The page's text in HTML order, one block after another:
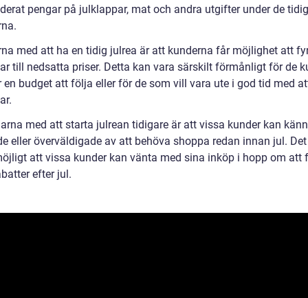
pengar på julklappar, mat och andra utgifter under de
med att ha en tidig julrea är att kunderna får möjlighet att
till nedsatta priser. Detta kan vara särskilt förmånligt för de
en budget att följa eller för de som vill vara ute i god tid med
med att starta julrean tidigare är att vissa kunder kan
eller överväldigade av att behöva shoppa redan innan jul.
att vissa kunder kan vänta med sina inköp i hopp om att
efter jul.